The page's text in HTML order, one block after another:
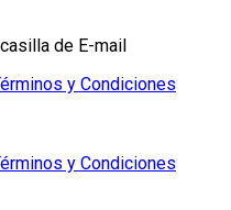
de E-mail
y Condiciones
y Condiciones